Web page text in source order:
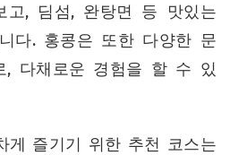
고, 딤섬, 완탕면 등 맛있는
다. 홍콩은 또한 다양한 문
, 다채로운 경험을 할 수 있
게 즐기기 위한 추천 코스는